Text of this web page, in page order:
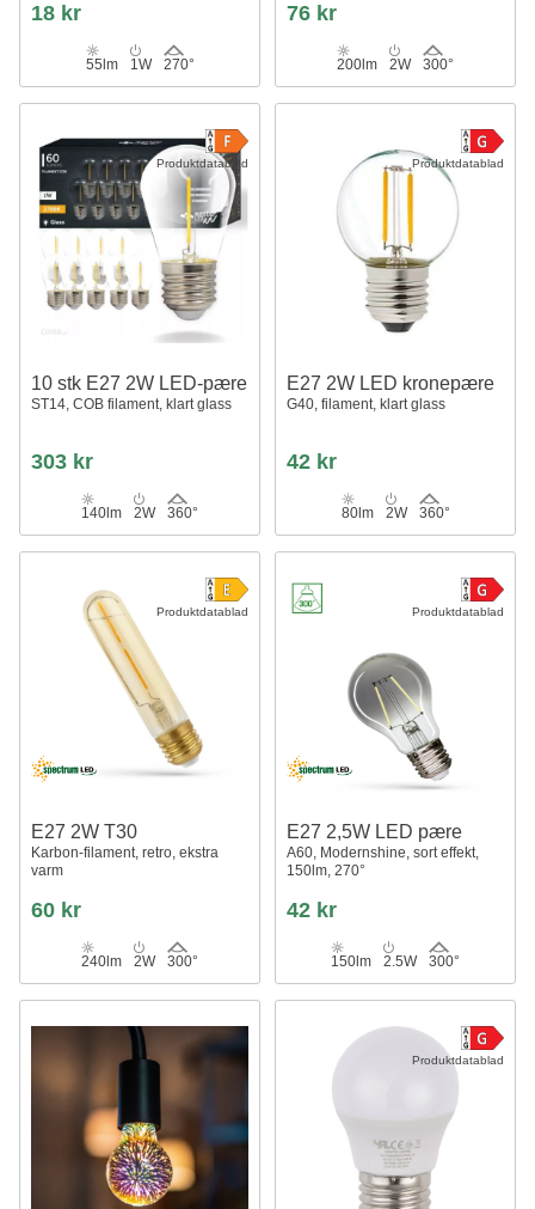
18 kr
55lm 1W 270°
76 kr
200lm 2W 300°
Produktdatablad
10 stk E27 2W LED-pære
ST14, COB filament, klart glass
303 kr
140lm 2W 360°
Produktdatablad
E27 2W LED kronepære
G40, filament, klart glass
42 kr
80lm 2W 360°
Produktdatablad
E27 2W T30
Karbon-filament, retro, ekstra
varm
60 kr
240lm 2W 300°
Produktdatablad
E27 2,5W LED pære
A60, Modernshine, sort effekt,
150lm, 270°
42 kr
150lm 2.5W 300°
Produktdatablad